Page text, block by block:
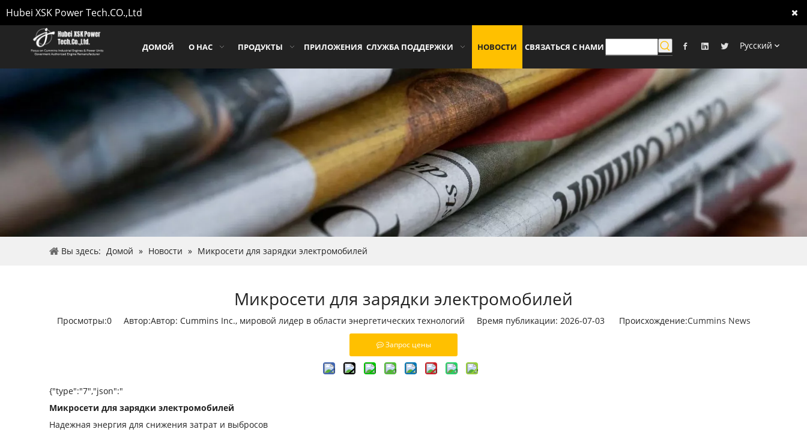
Hubei XSK Power Tech.CO.,Ltd
ДОМОЙ О НАС ПРОДУКТЫ ПРИЛОЖЕНИЯ СЛУЖБА ПОДДЕРЖКИ НОВОСТИ СВЯЗАТЬСЯ С НАМИ Pусский
Вы здесь: Домой » Новости » Микросети для зарядки электромобилей
Микросети для зарядки электромобилей
Просмотры:0Автор:Автор: Cummins Inc., мировой лидер в области энергетических технологий Время публикации: 2026-07-03 Происхождение:Cummins News
Запрос цены
{"type":"7","json":"
Микросети для зарядки электромобилей
Надежная энергия для снижения затрат и выбросов